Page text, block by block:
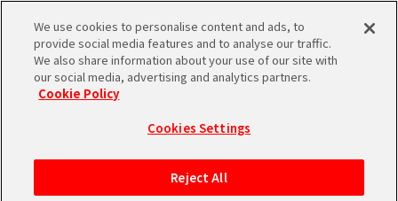
RECOMMEND
宣伝協力プロデューサープラン
We use cookies to personalise content and ads, to
provide social media features and to analyse our traffic.
We also share information about your use of our site with
our social media, advertising and analytics partners.
Cookie Policy
Cookies Settings
Reject All